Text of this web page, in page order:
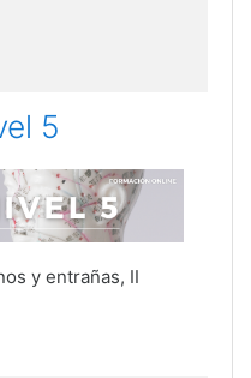
5
y entrañas, II